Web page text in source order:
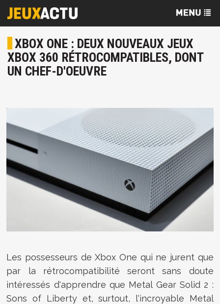
XBOX ONE : DEUX NOUVEAUX JEUX
XBOX 360 RÉTROCOMPATIBLES, DONT
UN CHEF-D'OEUVRE
Les possesseurs de Xbox One qui ne jurent que
par la rétrocompatibilité seront sans doute
intéressés d'apprendre que Metal Gear Solid 2 :
Sons of Liberty et, surtout, l'incroyable Metal